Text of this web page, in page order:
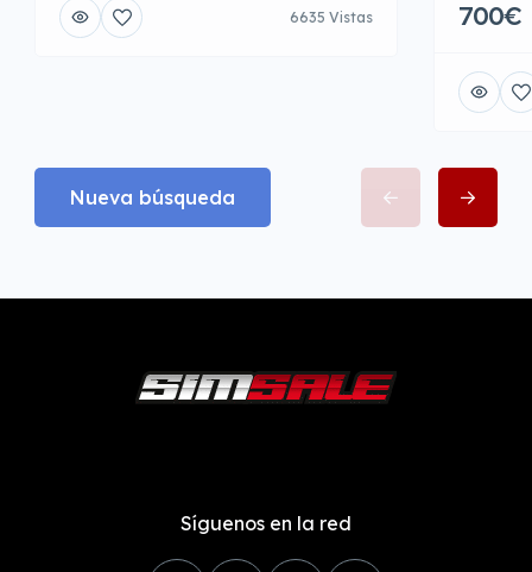
6635 Vistas 700€
Nueva búsqueda
Síguenos en la red